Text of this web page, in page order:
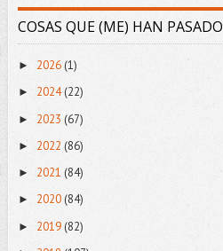
COSAS QUE (ME) HAN PASADO
► 2026 (1)
► 2024(22)
► 2023 (67)
► 2022 (86)
► 2021 (84)
► 2020(84)
► 2019(82)